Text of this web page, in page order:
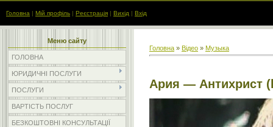
Головна | Мій профіль | Реєстрація | Вихід | Вхід
Меню сайту
ГОЛОВНА
ЮРИДИЧНІ ПОСЛУГИ
ПОСЛУГИ
ВАРТІСТЬ ПОСЛУГ
БЕЗКОШТОВНІ КОНСУЛЬТАЦІЇ
Головна » Відео » Музыка
Ария — Антихрист